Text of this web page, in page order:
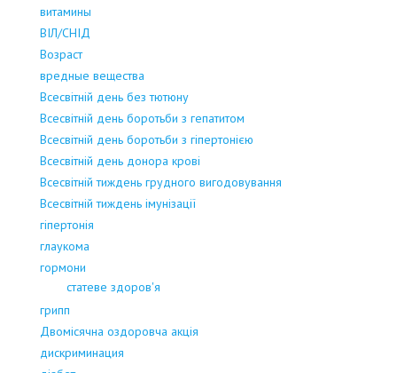
витамины
ВІЛ/СНІД
Возраст
вредные вещества
Всесвітній день без тютюну
Всесвітній день боротьби з гепатитом
Всесвітній день боротьби з гіпертонією
Всесвітній день донора крові
Всесвітній тиждень грудного вигодовування
Всесвітній тиждень імунізації
гіпертонія
глаукома
гормони
статеве здоров'я
грипп
Двомісячна оздоровча акція
дискриминация